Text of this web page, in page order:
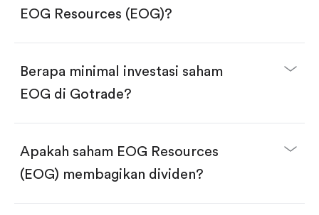
EOG Resources (EOG)?
Buka akun dan selesaikan KYC.
Lakukan deposit.
Cari kode "EOG", lalu klik "Trade".
Klik tombol "Buy".
dua pilihan:
Berapa minimal investasi saham
EOG di Gotrade?
Apakah saham EOG Resources
(EOG) membagikan dividen?